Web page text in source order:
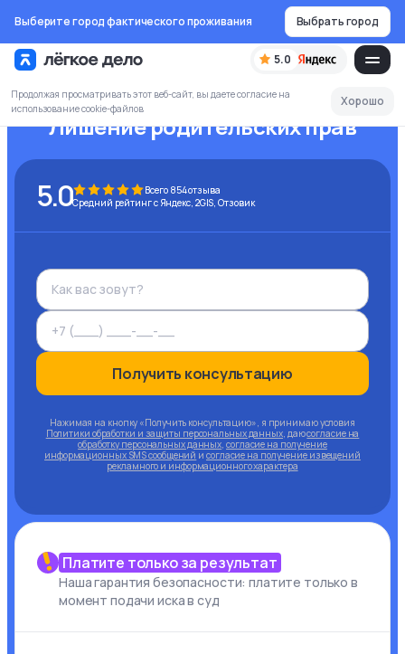
Выберите город фактического проживания Выбрать город
5.0
Продолжая просматривать этот веб-сайт, вы даете согласие на
использование cookie-файлов
Хорошо
Лишение родительских прав
5.0 Всего 854отзыва
Средний рейтинг с Яндекс, 2GIS, Отзовик
Получить консультацию
Нажимая на кнопку «Получить консультацию», я принимаю условия
Политики обработки и защиты персональных данных, даюсогласие на
обработку персональных данных, согласие на получение
информационных SMS сообщений и согласие на получение извещений
рекламного и информационного характера
Платите только за результат
Наша гарантия безопасности: платите только в
момент подачи иска в суд